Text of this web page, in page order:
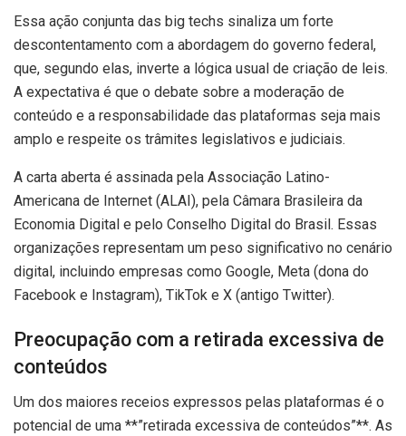
Essa ação conjunta das big techs sinaliza um forte
descontentamento com a abordagem do governo federal,
que, segundo elas, inverte a lógica usual de criação de leis.
A expectativa é que o debate sobre a moderação de
conteúdo e a responsabilidade das plataformas seja mais
amplo e respeite os trâmites legislativos e judiciais.
A carta aberta é assinada pela Associação Latino-
Americana de Internet (ALAI), pela Câmara Brasileira da
Economia Digital e pelo Conselho Digital do Brasil. Essas
organizações representam um peso significativo no cenário
digital, incluindo empresas como Google, Meta (dona do
Facebook e Instagram), TikTok e X (antigo Twitter).
Preocupação com a retirada excessiva de
conteúdos
Um dos maiores receios expressos pelas plataformas é o
potencial de uma **”retirada excessiva de conteúdos”**. As